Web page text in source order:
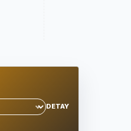
DETAY